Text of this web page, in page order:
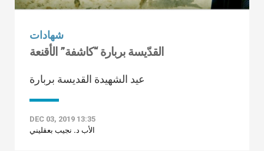
شهادات
القدّيسة بربارة “كاشفة” الأقنعة
عيد الشهيدة القديسة بربارة
DEC 03, 2019 13:35
الأب د. نجيب بعقليني